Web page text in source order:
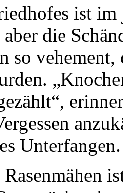
ist
aber die
so
Unterfangen.